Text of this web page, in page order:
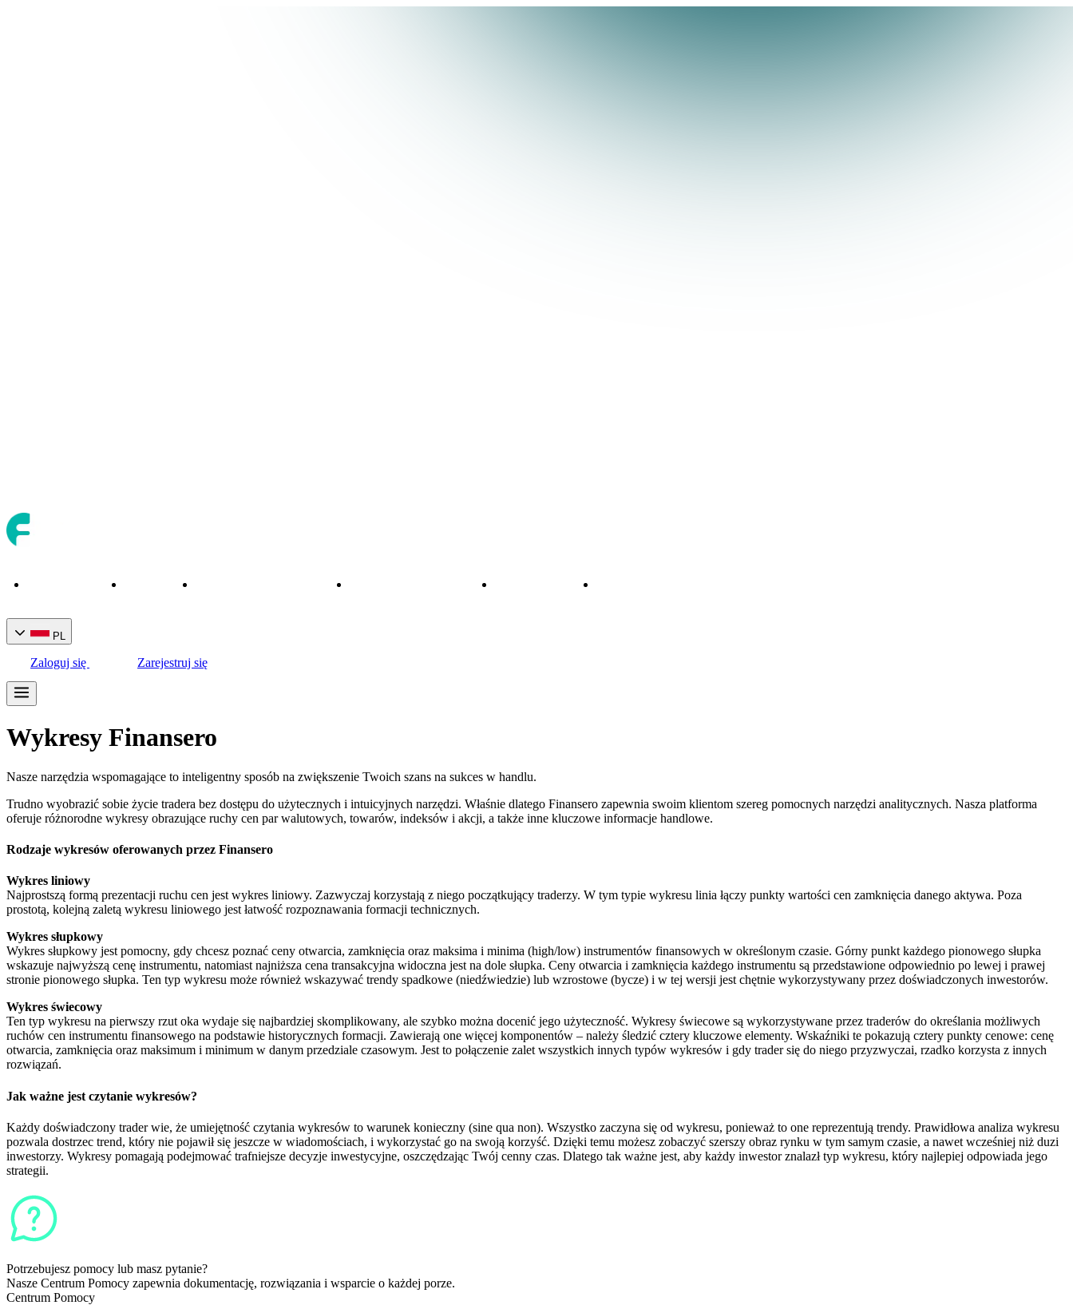
PL
Zaloguj się Zarejestruj się
Wykresy Finansero
Nasze narzędzia wspomagające to inteligentny sposób na zwiększenie Twoich szans na sukces w handlu.
Trudno wyobrazić sobie życie tradera bez dostępu do użytecznych i intuicyjnych narzędzi. Właśnie dlatego Finansero zapewnia swoim klientom szereg pomocnych narzędzi analitycznych. Nasza platforma
oferuje różnorodne wykresy obrazujące ruchy cen par walutowych, towarów, indeksów i akcji, a także inne kluczowe informacje handlowe.
Rodzaje wykresów oferowanych przez Finansero
Wykres liniowy
Najprostszą formą prezentacji ruchu cen jest wykres liniowy. Zazwyczaj korzystają z niego początkujący traderzy. W tym typie wykresu linia łączy punkty wartości cen zamknięcia danego aktywa. Poza
prostotą, kolejną zaletą wykresu liniowego jest łatwość rozpoznawania formacji technicznych.
Wykres słupkowy
Wykres słupkowy jest pomocny, gdy chcesz poznać ceny otwarcia, zamknięcia oraz maksima i minima (high/low) instrumentów finansowych w określonym czasie. Górny punkt każdego pionowego słupka
wskazuje najwyższą cenę instrumentu, natomiast najniższa cena transakcyjna widoczna jest na dole słupka. Ceny otwarcia i zamknięcia każdego instrumentu są przedstawione odpowiednio po lewej i prawej
stronie pionowego słupka. Ten typ wykresu może również wskazywać trendy spadkowe (niedźwiedzie) lub wzrostowe (bycze) i w tej wersji jest chętnie wykorzystywany przez doświadczonych inwestorów.
Wykres świecowy
Ten typ wykresu na pierwszy rzut oka wydaje się najbardziej skomplikowany, ale szybko można docenić jego użyteczność. Wykresy świecowe są wykorzystywane przez traderów do określania możliwych
ruchów cen instrumentu finansowego na podstawie historycznych formacji. Zawierają one więcej komponentów – należy śledzić cztery kluczowe elementy. Wskaźniki te pokazują cztery punkty cenowe: cenę
otwarcia, zamknięcia oraz maksimum i minimum w danym przedziale czasowym. Jest to połączenie zalet wszystkich innych typów wykresów i gdy trader się do niego przyzwyczai, rzadko korzysta z innych
rozwiązań.
Jak ważne jest czytanie wykresów?
Każdy doświadczony trader wie, że umiejętność czytania wykresów to warunek konieczny (sine qua non). Wszystko zaczyna się od wykresu, ponieważ to one reprezentują trendy. Prawidłowa analiza wykresu
pozwala dostrzec trend, który nie pojawił się jeszcze w wiadomościach, i wykorzystać go na swoją korzyść. Dzięki temu możesz zobaczyć szerszy obraz rynku w tym samym czasie, a nawet wcześniej niż duzi
inwestorzy. Wykresy pomagają podejmować trafniejsze decyzje inwestycyjne, oszczędzając Twój cenny czas. Dlatego tak ważne jest, aby każdy inwestor znalazł typ wykresu, który najlepiej odpowiada jego
strategii.
Potrzebujesz pomocy lub masz pytanie?
Nasze Centrum Pomocy zapewnia dokumentację, rozwiązania i wsparcie o każdej porze.
Centrum Pomocy